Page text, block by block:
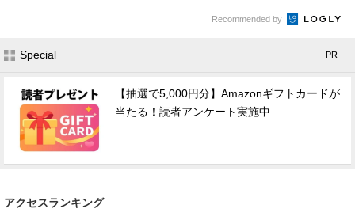
Recommended by
Special - PR -
【抽選で5,000円分】Amazonギフトカードが
当たる！読者アンケート実施中
アクセスランキング